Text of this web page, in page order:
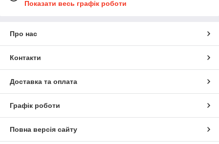
Показати весь графік роботи
Про нас
Контакти
Доставка та оплата
Графік роботи
Повна версія сайту